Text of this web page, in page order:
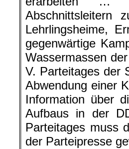
Abschnittsleitern
Lehrlingsheime,
gegenwärtige
Wassermassen
V. Parteitages der
Abwendung einer
Information über
Aufbaus in der
Parteitages muss
der Parteipresse